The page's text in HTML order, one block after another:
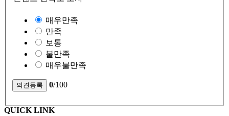
매우만족
만족
보통
불만족
매우불만족
0/100
QUICK LINK